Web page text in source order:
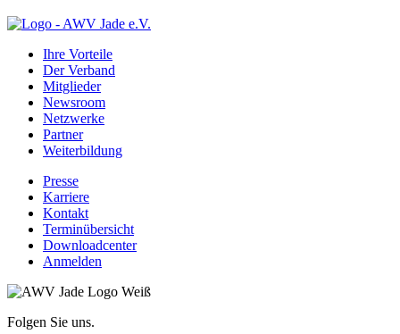
Ihre Vorteile
Der Verband
Mitglieder
Newsroom
Netzwerke
Partner
Weiterbildung
Presse
Karriere
Kontakt
Terminübersicht
Downloadcenter
Anmelden
Folgen Sie uns.